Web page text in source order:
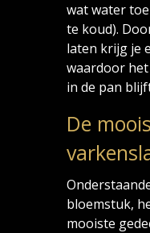
wat water
te koud).
laten krijg je
waardoor
in de pan
De
bloemstuk,
mooiste